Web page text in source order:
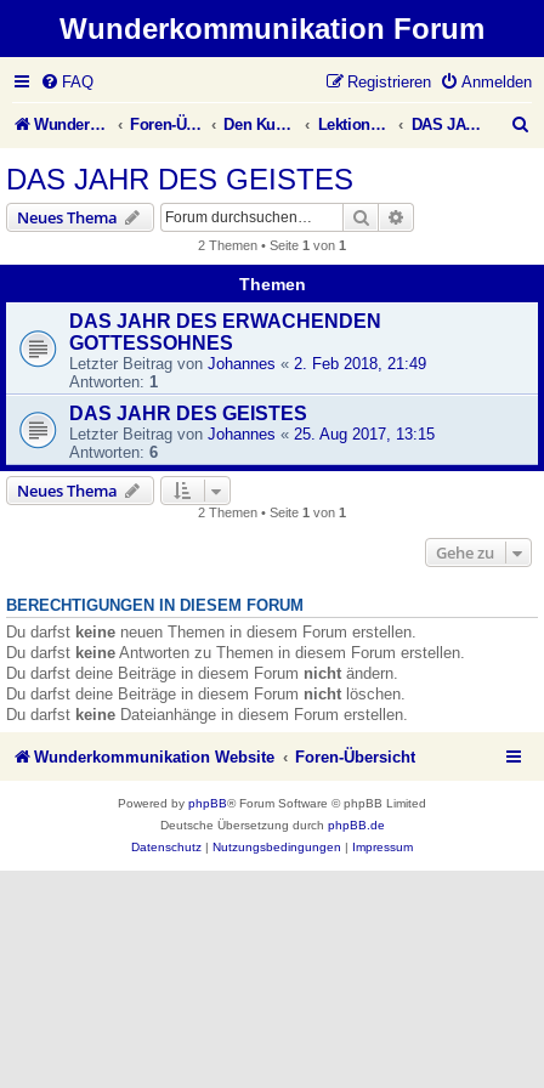
Wunderkommunikation Forum
FAQ Anmelden
Registrieren
Wunderkommunikation Website Foren-Übersicht Den Kurs leben Lektionen des Übungsbuches DAS JAHR DES GEISTES
e
DAS JAHR DES GEISTES
Neues Thema Suche
2 Themen • Seite 1 von 1
Themen
DAS JAHR DES ERWACHENDEN
GOTTESSOHNES
Letzter Beitrag von Johannes « 2. Feb 2018, 21:49
Antworten: 1
DAS JAHR DES GEISTES
Letzter Beitrag von Johannes « 25. Aug 2017, 13:15
Antworten: 6
Neues Thema
2 Themen • Seite 1 von 1
Gehe zu
BERECHTIGUNGEN IN DIESEM FORUM
Du darfst keine neuen Themen in diesem Forum erstellen.
Du darfst keine Antworten zu Themen in diesem Forum erstellen.
Du darfst deine Beiträge in diesem Forum nicht ändern.
Du darfst deine Beiträge in diesem Forum nicht löschen.
Du darfst keine Dateianhänge in diesem Forum erstellen.
Wunderkommunikation Website Foren-Übersicht
Powered by phpBB® Forum Software © phpBB Limited
Deutsche Übersetzung durch phpBB.de
Datenschutz
Nutzungsbedingungen Impressum